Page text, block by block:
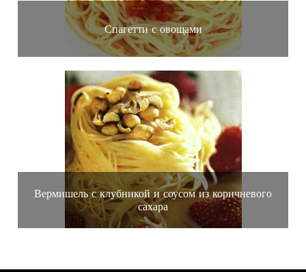
Спагетти с овощами
Вермишель с клубникой и соусом из коричневого
сахара